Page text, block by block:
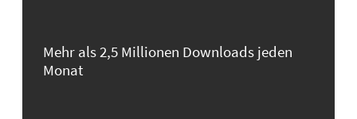
Mehr als 2,5 Millionen Downloads jeden
Monat